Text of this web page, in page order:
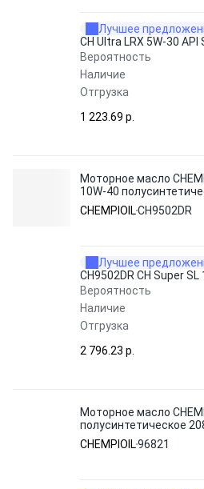
Лучшее
CH Ultra LRX 5W-30 API
Вероятность
Наличие
Отгрузка
1 223.69 p.
Моторное масло
10W-40
CHEMPIOILCH9502DR
Лучшее
CH9502DR CH Super
Вероятность
Наличие
Отгрузка
2 796.23 p.
Моторное масло
полусинтетическое
CHEMPIOIL96821